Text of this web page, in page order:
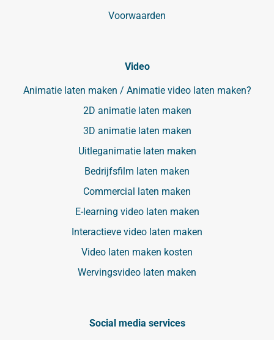
Voorwaarden
Video
Animatie laten maken / Animatie video laten maken?
2D animatie laten maken
3D animatie laten maken
Uitleganimatie laten maken
Bedrijfsfilm laten maken
Commercial laten maken
E-learning video laten maken
Interactieve video laten maken
Video laten maken kosten
Wervingsvideo laten maken
Social media services